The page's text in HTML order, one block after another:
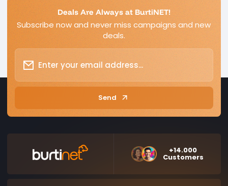
Deals Are Always at BurtiNET!
Subscribe now and never miss campaigns and new
deals.
Send
+14.000
Customers